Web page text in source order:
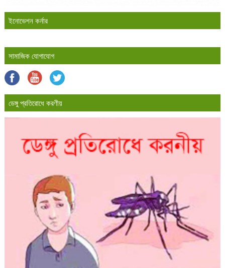
ইনোভেশন কর্নার
সামাজিক যোগাযোগ
ডেঙ্গু প্রতিরোধে করণীয়